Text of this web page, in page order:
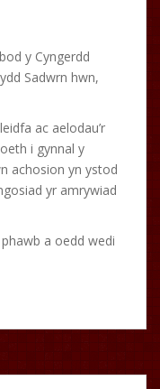
y Cyngerdd
Sadwrn hwn,
ac aelodau’r
i gynnal y
achosion yn ystod
yr amrywiad
a oedd wedi